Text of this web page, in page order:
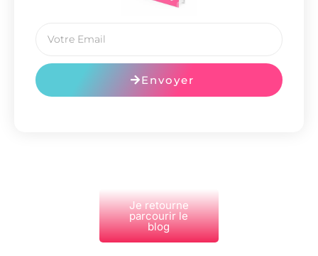
Envoyer
Je retourne
parcourir le
blog